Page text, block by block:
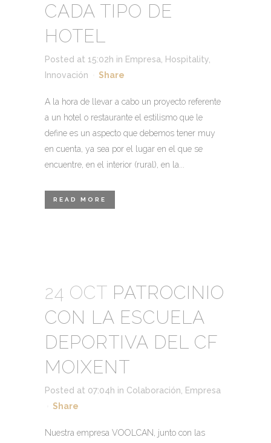
CADA TIPO DE
HOTEL
Posted at 15:02h in Empresa Hospitality
Innovación
Share
A la hora de llevar a cabo un proyecto referente
a un hotel o restaurante el estilismo que le
define es un aspecto que debemos tener muy
en cuenta, ya sea por el lugar en el que se
encuentre, en el interior (rural), en la...
READ MORE
24 OCT PATROCINIO
CON LA ESCUELA
DEPORTIVA DEL CF
MOIXENT
Posted at 07:04h in Colaboración
Empresa
Share
Nuestra empresa VOOLCAN, junto con las